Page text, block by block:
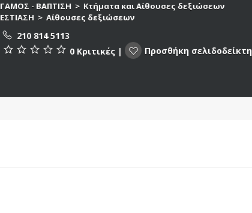
ΓΑΜΟΣ - ΒΑΠΤΙΣΗ > Κτήματα και Αίθουσες δεξιώσεων
ΕΣΤΙΑΣΗ >Αίθουσες δεξιώσεων
210 814 5113
0 Κριτικές | Προσθήκη σελιδοδείκτη